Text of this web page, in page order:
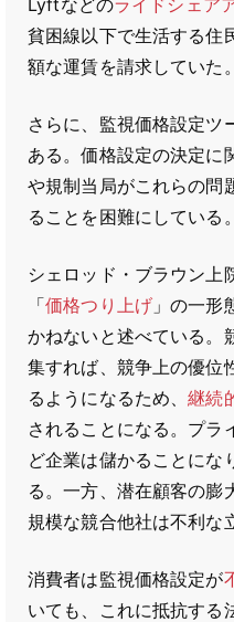
Lyftなどのライドシェア
貧困線以下で生活する住
額な運賃を請求していた。
さらに、監視価格設定ツ
ある。価格設定の決定に
や規制当局がこれらの問
ることを困難にしている。
シェロッド・ブラウン上
「価格つり上げ」の一形
かねないと述べている。
集すれば、競争上の優位
るようになるため、継続
されることになる。プラ
ど企業は儲かることにな
る。一方、潜在顧客の膨
規模な競合他社は不利な
消費者は監視価格設定が
いても、これに抵抗する